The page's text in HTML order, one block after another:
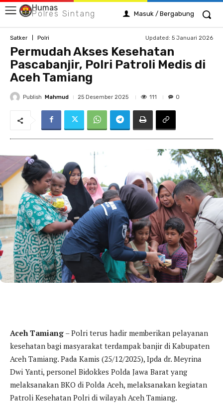
Humas
Polres Sintang Masuk / Bergabung
Satker Polri Updated: 5 Januari 2026
Permudah Akses Kesehatan
Pascabanjir, Polri Patroli Medis di
Aceh Tamiang
Publish Mahmud 25 Desember 2025 111 0
Aceh Tamiang – Polri terus hadir memberikan pelayanan
kesehatan bagi masyarakat terdampak banjir di Kabupaten
Aceh Tamiang. Pada Kamis (25/12/2025), Ipda dr. Meyrina
Dwi Yanti, personel Bidokkes Polda Jawa Barat yang
melaksanakan BKO di Polda Aceh, melaksanakan kegiatan
Patroli Kesehatan Polri di wilayah Aceh Tamiang.